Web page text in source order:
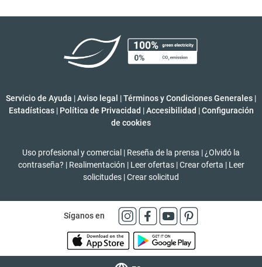
Servicio de Ayuda |Aviso legal |Términos y Condiciones Generales |
Estadísticas | Política de Privacidad | Accesibilidad | Configuración
de cookies
Uso profesional y comercial | Reseña de la prensa | ¿Olvidó la
contraseña? | Realimentación | Leer ofertas | Crear oferta | Leer
solicitudes |Crear solicitud
Síganos en